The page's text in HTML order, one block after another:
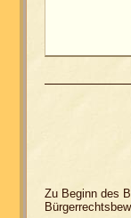
Zu Beginn des